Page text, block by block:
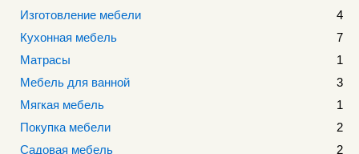
Изготовление мебели
4
Кухонная мебель
7
Матрасы
1
Мебель для ванной
3
Мягкая мебель
1
Покупка мебели
2
Садовая мебель
2